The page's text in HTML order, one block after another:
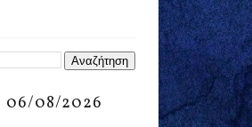
06/08/2026